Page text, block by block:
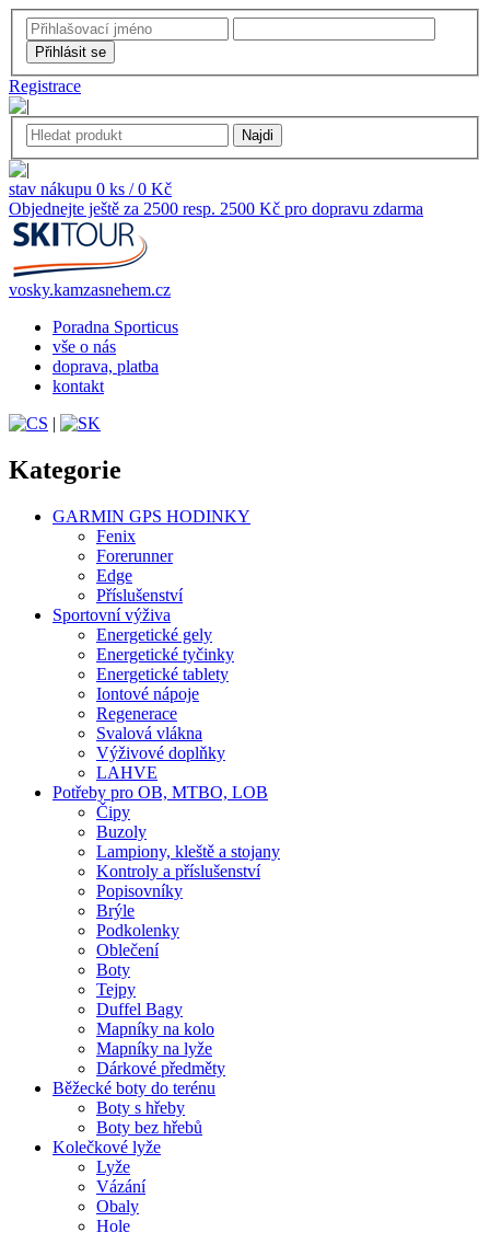
Registrace
stav nákupu 0 ks / 0 Kč
Objednejte ještě za 2500 resp. 2500 Kč pro dopravu zdarma
vosky.kamzasnehem.cz
Poradna Sporticus
vše o nás
doprava, platba
kontakt
|
Kategorie
GARMIN GPS HODINKY
Fenix
Forerunner
Edge
Příslušenství
Sportovní výživa
Energetické gely
Energetické tyčinky
Energetické tablety
Iontové nápoje
Regenerace
Svalová vlákna
Výživové doplňky
LAHVE
Potřeby pro OB, MTBO, LOB
Čipy
Buzoly
Lampiony, kleště a stojany
Kontroly a příslušenství
Popisovníky
Brýle
Podkolenky
Oblečení
Boty
Tejpy
Duffel Bagy
Mapníky na kolo
Mapníky na lyže
Dárkové předměty
Běžecké boty do terénu
Boty s hřeby
Boty bez hřebů
Kolečkové lyže
Lyže
Vázání
Obaly
Hole